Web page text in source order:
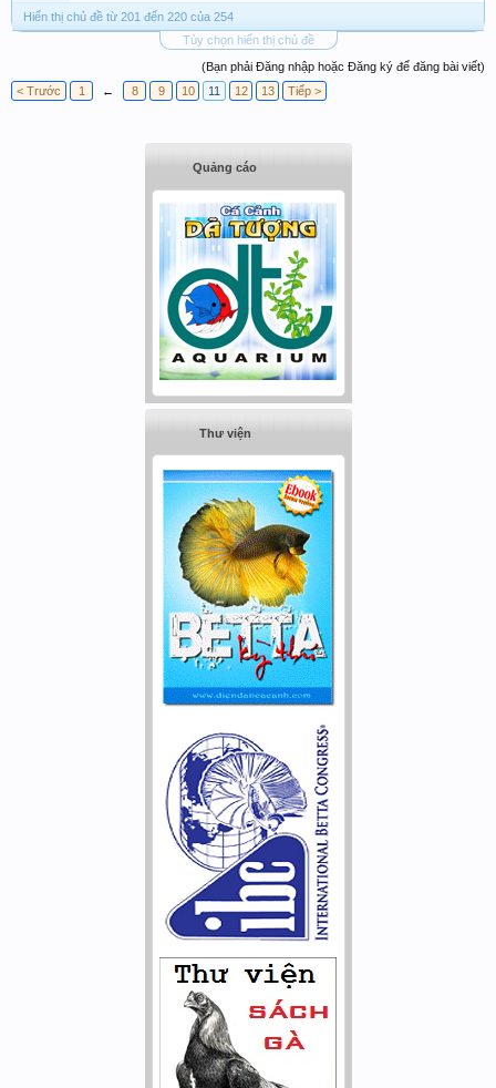
Hiển thị chủ đề từ 201 đến 220 của 254
Tùy chọn hiển thị chủ đề
(Bạn phải Đăng nhập hoặc Đăng ký để đăng bài viết)
< Trước
1 ← 8 9 10 11 12 13 Tiếp >
Quảng cáo
Thư viện